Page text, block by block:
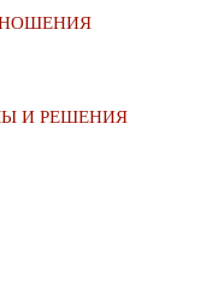
И РЕШЕНИЯ